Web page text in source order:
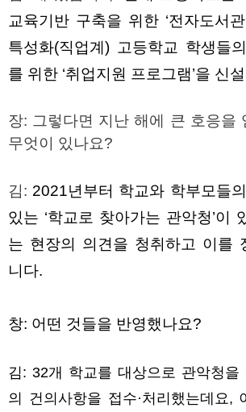
교육기반 구축을 위한 ‘전자도서
특성화(직업계 ) 고등학교 학생들
를 위한 ‘취업지원 프로그램’을 신
장: 그렇다면 지난 해에 큰 호응을
무엇이 있나요?
김: 2021년부터 학교와 학부모들
있는 ‘학교로 찾아가는 관악청’이
는 현장의 의견을 청취하고 이를
니다.
창: 어떤 것들을 반영했나요?
김: 32개 학교를 대상으로 관악청을
의 건의사항을 접수·처리했는데요,